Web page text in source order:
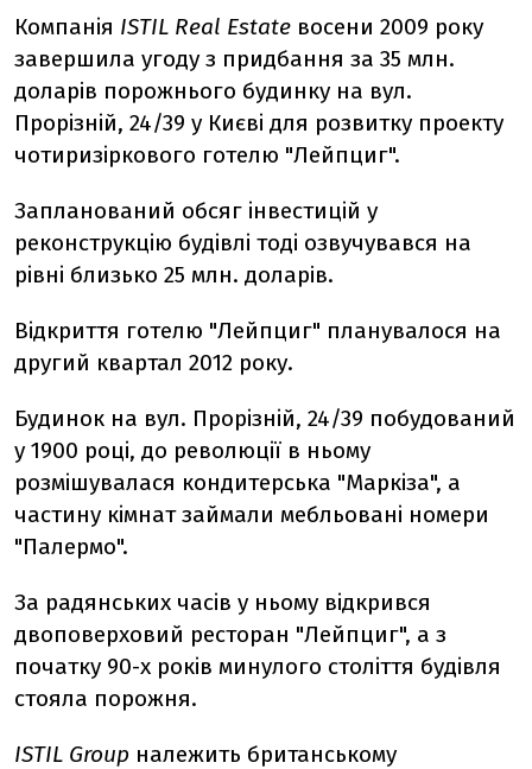
Компанiя ISTIL Real Estate восени 2009 року
завершила угоду з придбання за 35 млн.
доларів порожнього будинку на вул.
Прорiзнiй, 24/39 у Києвi для розвитку проекту
чотиризiркового готелю "Лейпциг".
Запланований обсяг iнвестицiй у
реконструкцiю будiвлi тодi озвучувався на
рiвнi близько 25 млн. доларів.
Вiдкриття готелю "Лейпциг" планувалося на
другий квартал 2012 року.
Будинок на вул. Прорiзнiй, 24/39 побудований
у 1900 роцi, до революцiї в ньому
розмiшувалася кондитерська "Маркiза", а
частину кiмнат займали мебльованi номери
"Палермо".
За радянських часiв у ньому вiдкрився
двоповерховий ресторан "Лейпциг", а з
початку 90-х рокiв минулого столiття будiвля
стояла порожня.
ISTIL Group належить британському